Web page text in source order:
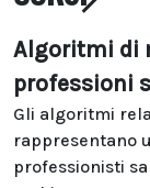
Algoritmi di
professioni
Gli algoritmi
rappresentano
professionisti